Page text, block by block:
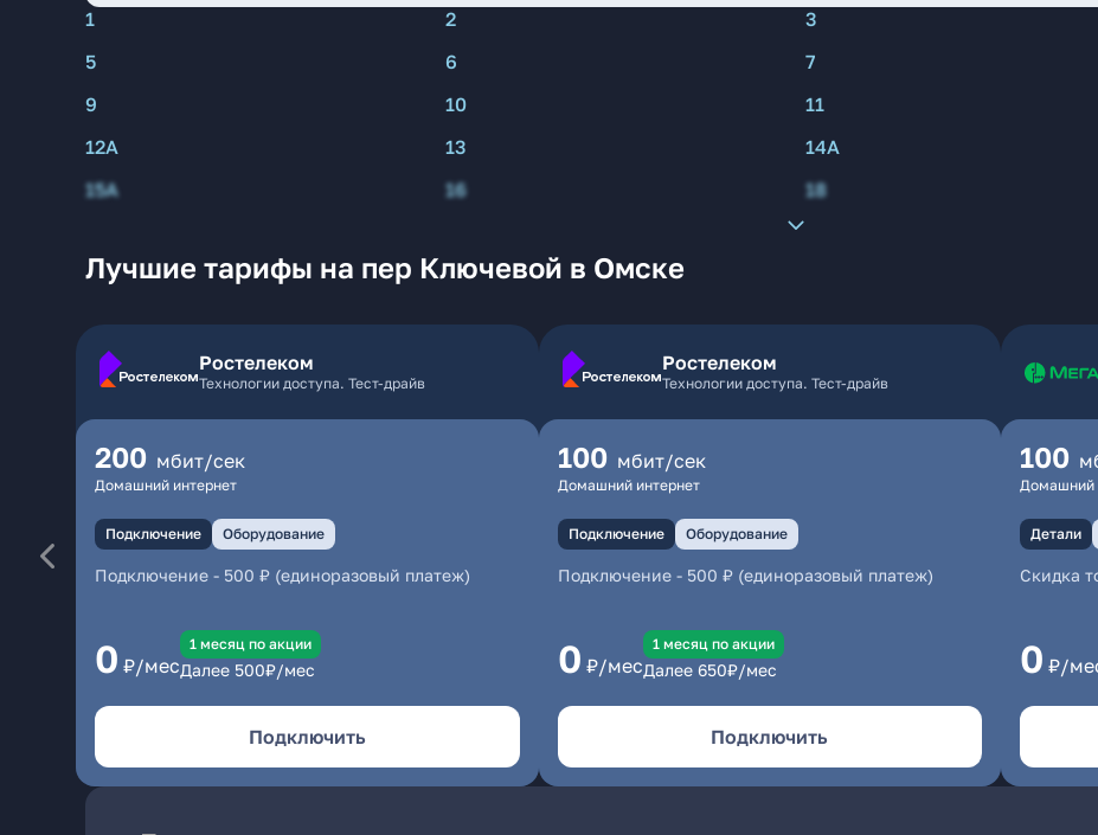
1 2 3
5
6 7
9
10 11
12А
13 14А
15А
16 18
Лучшие тарифы на пер Ключевой в Омске
Ростелеком
Технологии доступа. Тест-драйв
200 мбит/сек
Домашний интернет
Подключение Оборудование
Подключение - 500 ₽ (единоразовый платеж)
0 ₽/мес
1 месяц по акции
Далее 500₽/мес
Подключить
Ростелеком
Технологии доступа. Тест-драйв
100 мбит/сек
Домашний интернет
Подключение Оборудование
Подключение- 500 ₽ (единоразовый платеж)
0 ₽/мес
1 месяц по акции
Далее 650₽/мес
Подключить
100
Домашний
Детали
Скидка
0 ₽/